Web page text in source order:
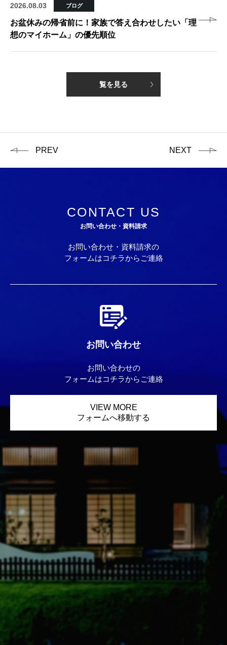
2026.08.03 ブログ
お盆休みの帰省前に！家族で答え合わせしたい「理
想のマイホーム」の優先順位
覧を見る
PREV NEXT
CONTACT US
お問い合わせ・資料請求
お問い合わせ・資料請求の
フォームはコチラからご連絡
お問い合わせ
お問い合わせの
フォームはコチラからご連絡
VIEW MORE
フォームへ移動する